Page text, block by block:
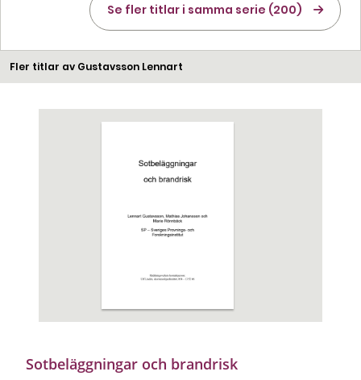
Se fler titlar i samma serie (200)
Fler titlar av Gustavsson Lennart
Sotbeläggningar och brandrisk